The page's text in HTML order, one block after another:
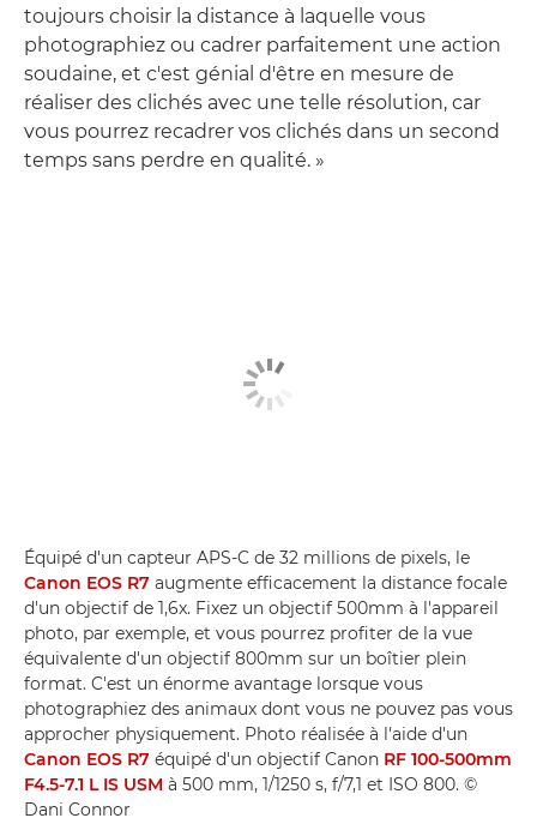
toujours choisir la distance à laquelle vous
photographiez ou cadrer parfaitement une action
soudaine, et c'est génial d'être en mesure de
réaliser des clichés avec une telle résolution, car
vous pourrez recadrer vos clichés dans un second
temps sans perdre en qualité. »
Équipé d'un capteur APS-C de 32 millions de pixels, le
Canon EOS R7 augmente efficacement la distance focale
d'un objectif de 1,6x. Fixez un objectif 500mm à l'appareil
photo, par exemple, et vous pourrez profiter de la vue
équivalente d'un objectif 800mm sur un boîtier plein
format. C'est un énorme avantage lorsque vous
photographiez des animaux dont vous ne pouvez pas vous
approcher physiquement. Photo réalisée à l'aide d'un
Canon EOS R7 équipé d'un objectif Canon RF 100-500mm
F4.5-7.1 L IS USM à 500 mm, 1/1250 s, f/7,1 et ISO 800. ©
Dani Connor